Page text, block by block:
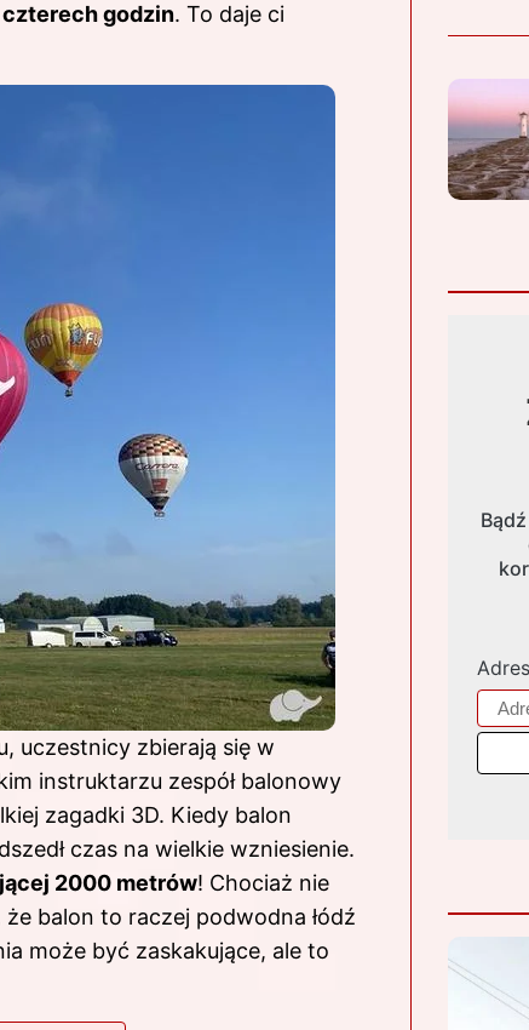
godzin. To daje ci
uczestnicy zbierają się w
instruktarzu zespół balonowy
zagadki 3D. Kiedy balon
czas na wielkie wzniesienie.
2000 metrów! Chociaż nie
balon to raczej podwodna łódź
może być zaskakujące, ale to